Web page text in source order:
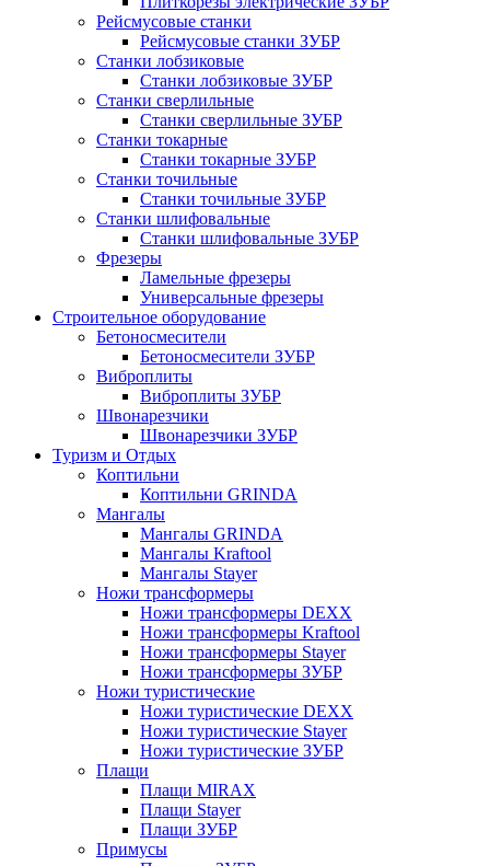
Рейсмусовые станки
Рейсмусовые станки ЗУБР
Станки лобзиковые
Станки лобзиковые ЗУБР
Станки сверлильные
Станки сверлильные ЗУБР
Станки токарные
Станки токарные ЗУБР
Станки точильные
Станки точильные ЗУБР
Станки шлифовальные
Станки шлифовальные ЗУБР
Фрезеры
Ламельные фрезеры
Универсальные фрезеры
Строительное оборудование
Бетоносмесители
Бетоносмесители ЗУБР
Виброплиты
Виброплиты ЗУБР
Швонарезчики
Швонарезчики ЗУБР
Туризм и Отдых
Коптильни
Коптильни GRINDA
Мангалы
Мангалы GRINDA
Мангалы Kraftool
Мангалы Stayer
Ножи трансформеры
Ножи трансформеры DEXX
Ножи трансформеры Kraftool
Ножи трансформеры Stayer
Ножи трансформеры ЗУБР
Ножи туристические
Ножи туристические DEXX
Ножи туристические Stayer
Ножи туристические ЗУБР
Плащи
Плащи MIRAX
Плащи Stayer
Плащи ЗУБР
Примусы